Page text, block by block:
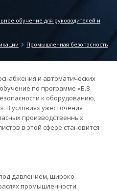
обучение для руководителей и
Промышленная безопасность
и автоматических
по программе «Б.8
к оборудованию,
условиях ужесточения
производственных
в этой сфере становится
давлением, широко
промышленности.